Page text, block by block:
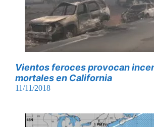
Vientos feroces provocan
mortales en California
11/11/2018